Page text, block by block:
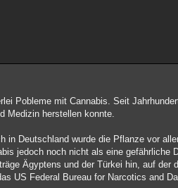
Pobleme mit Cannabis. Seit
Medizin herstellen konnte.
in Deutschland wurde die Pflanze vor
jedoch noch nicht als eine gefährliche
Ägyptens und der Türkei hin, auf
US Federal Bureau for Narcotics and